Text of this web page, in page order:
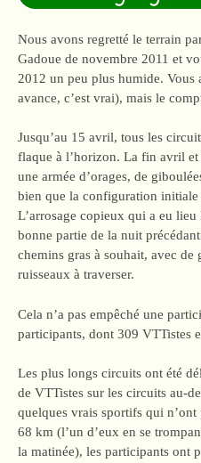
Nous avons regretté le terrain
Gadoue de novembre 2011 et
2012 un peu plus humide. Vous
avance, c’est vrai), mais le
Jusqu’au 15 avril, tous les
flaque à l’horizon. La fin avril
une armée d’orages, de
bien que la configuration initiale
L’arrosage copieux qui a eu
bonne partie de la nuit
chemins gras à souhait, avec de
ruisseaux à traverser.
Cela n’a pas empêché une
participants, dont 309 VTTistes
Les plus longs circuits ont été
de VTTistes sur les circuits au-
quelques vrais sportifs qui
68 km (l’un d’eux en se
la matinée), les participants ont